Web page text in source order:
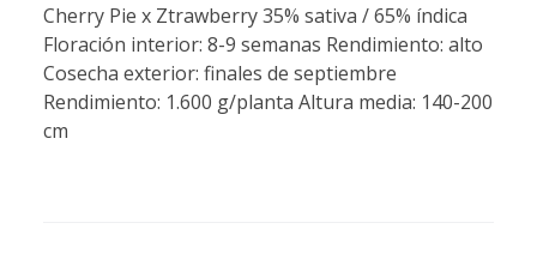
Cherry Pie x Ztrawberry 35% sativa / 65% índica
Floración interior: 8-9 semanas Rendimiento: alto
Cosecha exterior: finales de septiembre
Rendimiento: 1.600 g/planta Altura media: 140-200
cm